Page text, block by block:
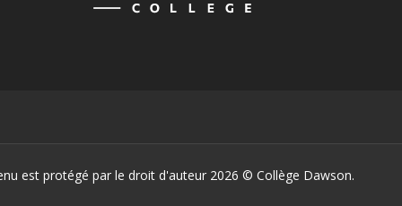
est protégé par le droit d'auteur 2026 © Collège Dawson.